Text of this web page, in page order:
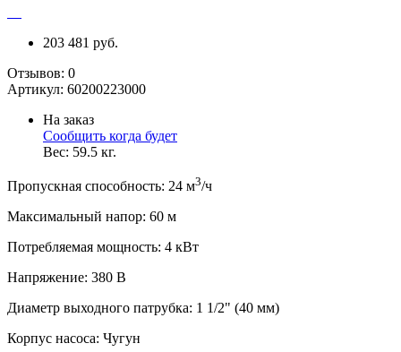
203 481 руб.
Отзывов: 0
Артикул: 60200223000
На заказ
Сообщить когда будет
Вес: 59.5 кг.
Пропускная способность: 24 м3/ч
Максимальный напор: 60 м
Потребляемая мощность: 4 кВт
Напряжение: 380 В
Диаметр выходного патрубка: 1 1/2" (40 мм)
Корпус насоса: Чугун